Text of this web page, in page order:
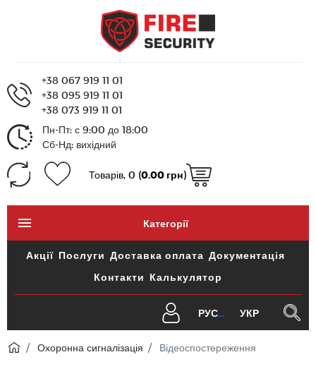
+38 067 919 11 01
+38 095 919 11 01
+38 073 919 11 01
Пн-Пт: с 9:00 до 18:00
Сб-Нд: вихідний
Товарів, 0 (0.00 грн)
Категорії
Акції Послуги Доставка оплата Документація
Контакти Калькулятор
РУС УКР
Охоронна сигналізація Відеоспостереження